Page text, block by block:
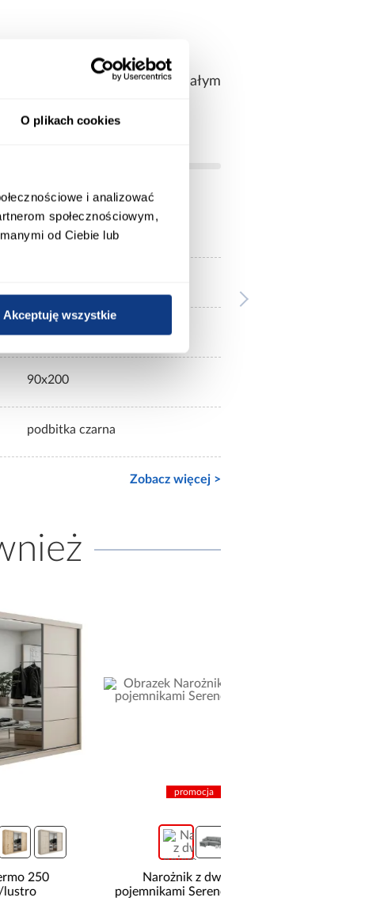
O plikach cookies
i analizować
społecznościowym,
od Ciebie lub
Akceptuję wszystkie
model Mila będzie doskonałym
Bez materaca
90x200
podbitka czarna
Zobacz więcej >
Narożnik z dwoma
pojemnikami Sereno beżowy